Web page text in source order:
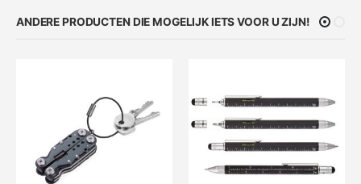
ANDERE PRODUCTEN DIE MOGELIJK IETS VOOR U ZIJN!